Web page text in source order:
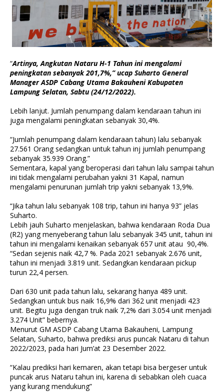
“Artinya, Angkutan Nataru H-1 Tahun ini mengalami
peningkatan sebanyak 201,7%,” ucap Suharto General
Manager ASDP Cabang Utama Bakauheni Kabupaten
Lampung Selatan, Sabtu (24/12/2022).
Lebih lanjut. Jumlah penumpang dalam kendaraan tahun ini
juga mengalami peningkatan sebanyak 30,4%.
“Jumlah penumpang dalam kendaraan tahun) lalu sebanyak
27.561 Orang sedangkan untuk tahun inj jumlah penumpang
sebanyak 35.939 Orang.”
Sementara, kapal yang beroperasi dari tahun lalu sampai tahun
ini tidak mengalami perubahan yakni 31 Kapal, namun
mengalami penurunan jumlah trip yakni sebanyak 13,9%.
“Jika tahun lalu sebanyak 108 trip, tahun ini hanya 93” jelas
Suharto.
Lebih jauh Suharto menjelaskan, bahwa kendaraan Roda Dua
(R2) yang menyeberang tahun lalu sebanyak 345 unit, tahun ini
tahun ini mengalami kenaikan sebanyak 657 unit atau 90,4%.
“Sedan sejenis naik 42,7 %. Pada 2021 sebanyak 2.676 unit,
tahun ini menjadi 3.819 unit. Sedangkan kendaraan pickup
turun 22,4 persen.
Dari 630 unit pada tahun lalu, sekarang hanya 489 unit.
Sedangkan untuk bus naik 16,9% dari 362 unit menjadi 423
unit. Begitu juga dengan truk naik 7,2% dari 3.054 unit menjadi
3.274 Unit” bebernya.
Menurut GM ASDP Cabang Utama Bakauheni, Lampung
Selatan, Suharto, bahwa prediksi arus puncak Nataru di tahun
2022/2023, pada hari Jum’at 23 Desember 2022.
“Kalau prediksi hari kemaren, akan tetapi bisa bergeser untuk
puncak arus Nataru tahun ini, karena di sebabkan oleh cuaca
yang kurang mendukung”